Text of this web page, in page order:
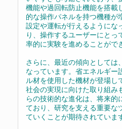
機能や過回転防止機能を搭載
的な操作パネルを持つ機種が
設定や運転が行えるようにな
り、操作するユーザーにとっ
率的に実験を進めることがで
さらに、最近の傾向としては
なっています。省エネルギー
ル材を使用した機材が登場し
社会の実現に向けた取り組み
らの技術的な進化は、将来的
ており、研究を支える重要な
ていくことが期待されていま